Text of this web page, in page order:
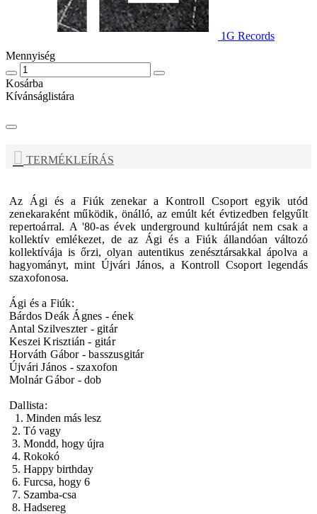
1G Records
Mennyiség
Kosárba
Kívánságlistára
TERMÉKLEÍRÁS
Az Ági és a Fiúk zenekar aKontroll Csoportegyik utód
zenekaraként működik, önálló, az emúlt két évtizedben felgyűlt
repertoárral. A '80-as évek underground kultúráját nem csak a
kollektív emlékezet, de az Ági és a Fiúk állandóan változó
kollektívája is őrzi, olyan autentikus zenésztársakkal ápolva a
hagyományt, mint Újvári János, a Kontroll Csoport legendás
szaxofonosa.
Ági és a Fiúk:
Bárdos Deák Ágnes - ének
Antal Szilveszter - gitár
Keszei Krisztián - gitár
Horváth Gábor - basszusgitár
Újvári János - szaxofon
Molnár Gábor - dob
Dallista:
1. Minden más lesz
2. Tó vagy
3. Mondd, hogy újra
4. Rokokó
5. Happy birthday
6. Furcsa, hogy 6
7. Szamba-csa
8. Hadsereg